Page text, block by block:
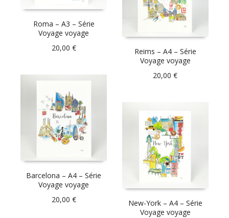
Roma – A3 – Série
Voyage voyage
20,00 €
Reims – A4 – Série
Voyage voyage
20,00€
Barcelona – A4 – Série
Voyage voyage
20,00 €
New-York – A4 – Série
Voyage voyage